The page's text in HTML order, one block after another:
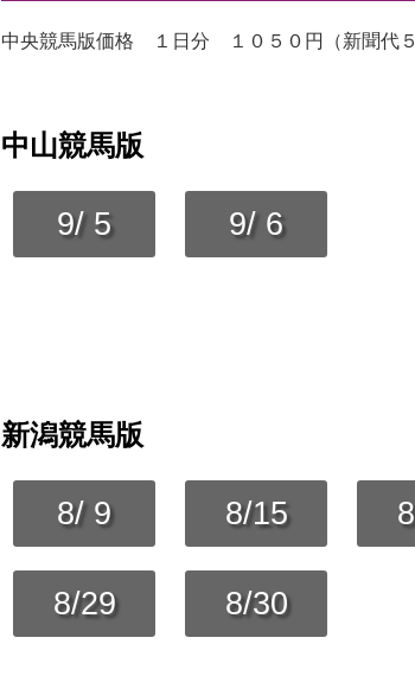
中央競馬版価格 １日分 １０５０円（新聞代５
中山競馬版
9/ 5 9/ 6
新潟競馬版
8/ 9 8/15
8/29 8/30